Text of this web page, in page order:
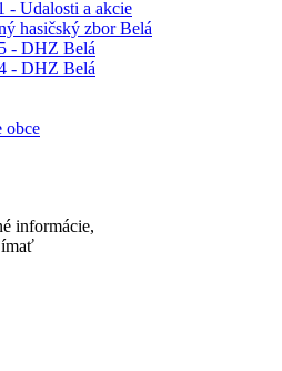
- Udalosti a akcie
hasičský zbor Belá
- DHZ Belá
- DHZ Belá
obce
informácie,